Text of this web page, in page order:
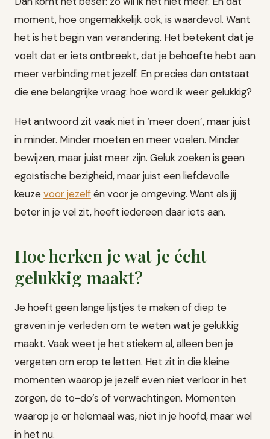
moment, hoe ongemakkelijk ook, is waardevol. Want
het is het begin van verandering. Het betekent dat je
voelt dat er iets ontbreekt, dat je behoefte hebt aan
meer verbinding met jezelf. En precies dan ontstaat
die ene belangrijke vraag: hoe word ik weer gelukkig?
Het antwoord zit vaak niet in ‘meer doen’, maar juist
in minder. Minder moeten en meer voelen. Minder
bewijzen, maar juist meer zijn. Geluk zoeken is geen
egoïstische bezigheid, maar juist een liefdevolle
keuzevoor jezelfén voor je omgeving. Want als jij
beter in je vel zit, heeft iedereen daar iets aan.
Hoe herken je wat je écht
gelukkig maakt?
Je hoeft geen lange lijstjes te maken of diep te
graven in je verleden om te weten wat je gelukkig
maakt. Vaak weet je het stiekem al, alleen ben je
vergeten om erop te letten. Het zit in die kleine
momenten waarop je jezelf even niet verloor in het
zorgen, de to-do’s of verwachtingen. Momenten
waarop je er helemaal was, niet in je hoofd, maar wel
in het nu.